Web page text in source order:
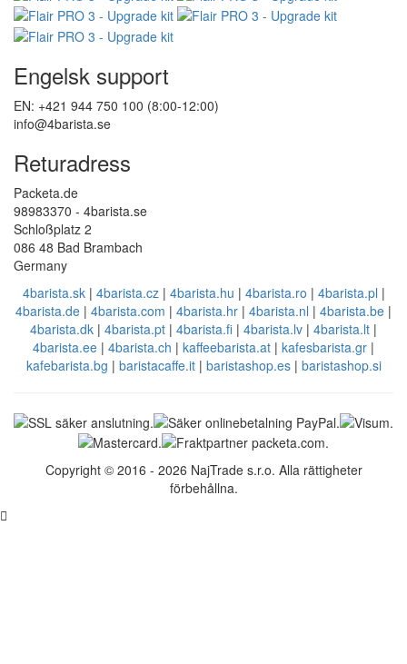
Engelsk support
EN: +421 944 750 100 (8:00-12:00)
info@4barista.se
Returadress
Packeta.de
98983370 - 4barista.se
Schloßplatz 2
086 48 Bad Brambach
Germany
4barista.sk| 4barista.cz| 4barista.hu | 4barista.ro | 4barista.pl |
4barista.de | 4barista.com | 4barista.hr | 4barista.nl | 4barista.be |
4barista.dk | 4barista.pt | 4barista.fi | 4barista.lv | 4barista.lt |
4barista.ee | 4barista.ch | kaffeebarista.at | kafesbarista.gr |
kafebarista.bg | baristacaffe.it| baristashop.es| baristashop.si
Copyright © 2016 - 2026 NajTrade s.r.o. Alla rättigheter
förbehållna.